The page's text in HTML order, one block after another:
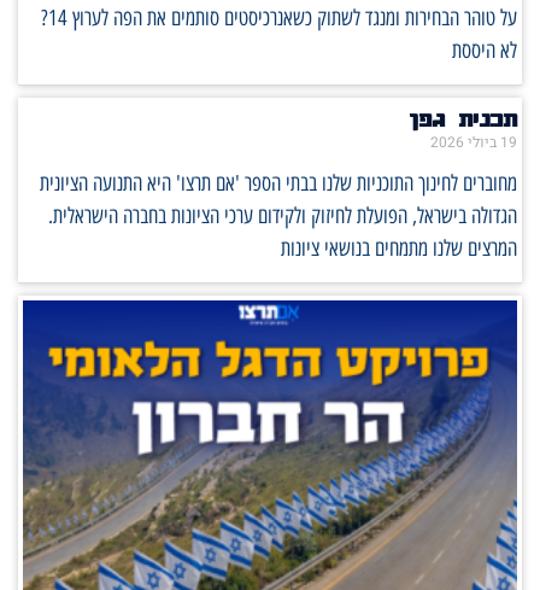
על טוהר הבחירות ומנגד לשתוק כשאנרכיסטים סותמים את הפה לערוץ 14?
לא היססת
תכנית גפן
19 ביולי 2026
מחוברים לחינוך התוכניות שלנו בבתי הספר 'אם תרצו' היא התנועה הציונית
הגדולה בישראל, הפועלת לחיזוק ולקידום ערכי הציונות בחברה הישראלית.
המרצים שלנו מתמחים בנושאי ציונות